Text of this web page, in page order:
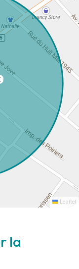
Leaflet
la